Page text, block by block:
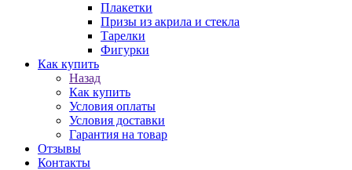
Плакетки
Призы из акрила и стекла
Тарелки
Фигурки
Как купить
Назад
Как купить
Условия оплаты
Условия доставки
Гарантия на товар
Отзывы
Контакты